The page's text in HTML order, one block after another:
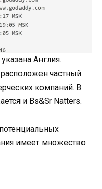
Англия.
частный
компаний. В
и Bs&Sr Natters.
имеет множество